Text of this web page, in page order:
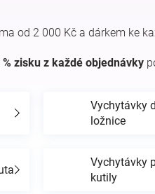
od 2 000 Kč a dárkem ke
% zisku z každé objednávky
Vychytávky
ložnice
Vychytávky
kutily